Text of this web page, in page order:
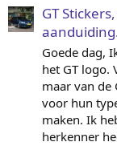
GT
Goede dag,
het GT logo.
maar van de
voor hun
maken. Ik
herkenner